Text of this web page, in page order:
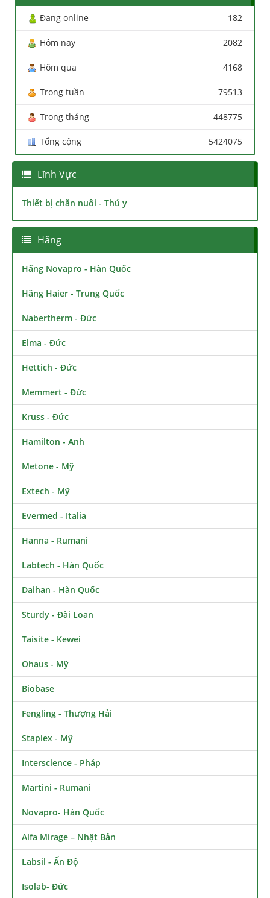
Đang online 182
Hôm nay 2082
Hôm qua 4168
Trong tuần 79513
Trong tháng 448775
Tổng cộng 5424075
Lĩnh Vực
Thiết bị chăn nuôi - Thú y
Hãng
Hãng Novapro - Hàn Quốc
Hãng Haier - Trung Quốc
Nabertherm - Đức
Elma - Đức
Hettich - Đức
Memmert - Đức
Kruss - Đức
Hamilton - Anh
Metone - Mỹ
Extech - Mỹ
Evermed - Italia
Hanna - Rumani
Labtech - Hàn Quốc
Daihan - Hàn Quốc
Sturdy - Đài Loan
Taisite - Kewei
Ohaus - Mỹ
Biobase
Fengling - Thượng Hải
Staplex - Mỹ
Interscience - Pháp
Martini - Rumani
Novapro- Hàn Quốc
Alfa Mirage – Nhật Bản
Labsil - Ấn Độ
Isolab- Đức